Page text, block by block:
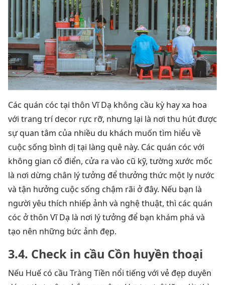
Các quán cóc tại thôn Vĩ Dạ không cầu kỳ hay xa hoa
với trang trí decor rực rỡ, nhưng lại là nơi thu hút được
sự quan tâm của nhiều du khách muốn tìm hiểu về
cuộc sống bình dị tại làng quê này. Các quán cóc với
không gian cổ điển, cửa ra vào cũ kỹ, tường xước mốc
là nơi dừng chân lý tưởng để thưởng thức một ly nước
và tận hưởng cuộc sống chậm rãi ở đây. Nếu bạn là
người yêu thích nhiếp ảnh và nghệ thuật, thì các quán
cóc ở thôn Vĩ Dạ là nơi lý tưởng để bạn khám phá và
tạo nên những bức ảnh đẹp.
3.4. Check in cầu Cồn huyền thoại
Nếu Huế có cầu Tràng Tiền nổi tiếng với vẻ đẹp duyên